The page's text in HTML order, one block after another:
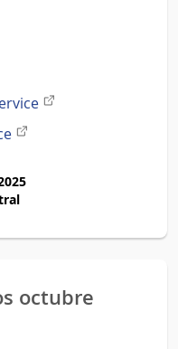
Enlace
Enlace
octubre